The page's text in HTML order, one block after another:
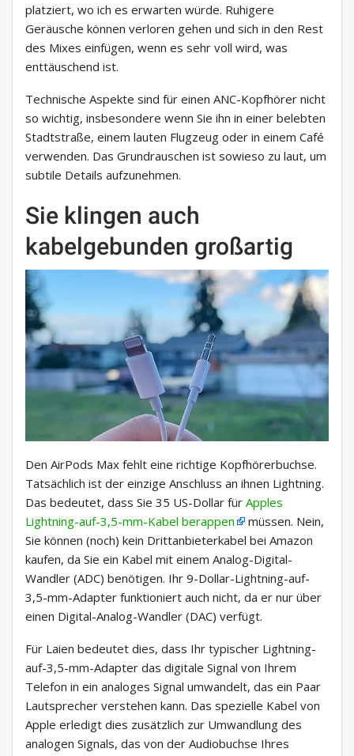
platziert, wo ich es erwarten würde. Ruhigere
Geräusche können verloren gehen und sich in den Rest
des Mixes einfügen, wenn es sehr voll wird, was
enttäuschend ist.
Technische Aspekte sind für einen ANC-Kopfhörer nicht
so wichtig, insbesondere wenn Sie ihn in einer belebten
Stadtstraße, einem lauten Flugzeug oder in einem Café
verwenden. Das Grundrauschen ist sowieso zu laut, um
subtile Details aufzunehmen.
Sie klingen auch
kabelgebunden großartig
Den AirPods Max fehlt eine richtige Kopfhörerbuchse.
Tatsächlich ist der einzige Anschluss an ihnen Lightning.
Das bedeutet, dass Sie 35 US-Dollar für Apples
Lightning-auf-3,5-mm-Kabel berappen
müssen. Nein,
Sie können (noch) kein Drittanbieterkabel bei Amazon
kaufen, da Sie ein Kabel mit einem Analog-Digital-
Wandler (ADC) benötigen. Ihr 9-Dollar-Lightning-auf-
3,5-mm-Adapter funktioniert auch nicht, da er nur über
einen Digital-Analog-Wandler (DAC) verfügt.
Für Laien bedeutet dies, dass Ihr typischer Lightning-
auf-3,5-mm-Adapter das digitale Signal von Ihrem
Telefon in ein analoges Signal umwandelt, das ein Paar
Lautsprecher verstehen kann. Das spezielle Kabel von
Apple erledigt dies zusätzlich zur Umwandlung des
analogen Signals, das von der Audiobuchse Ihres